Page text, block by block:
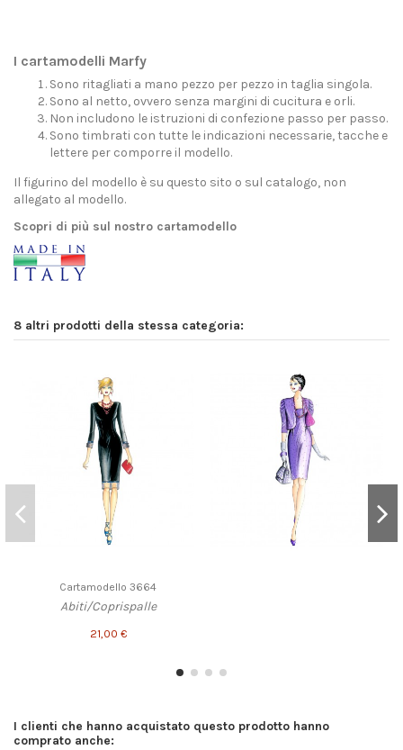
I cartamodelli Marfy
Sono ritagliati a mano pezzo per pezzo in taglia singola.
Sono al netto, ovvero senza margini di cucitura e orli.
Non includono le istruzioni di confezione passo per passo.
Sono timbrati con tutte le indicazioni necessarie, tacche e
lettere per comporre il modello.
Il figurino del modello è su questo sito o sul catalogo, non
allegato al modello.
Scopri di più sul nostro cartamodello
8 altri prodotti della stessa categoria:
Cartamodello 3664
Abiti/Coprispalle
21,00 €
I clienti che hanno acquistato questo prodotto hanno
comprato anche: